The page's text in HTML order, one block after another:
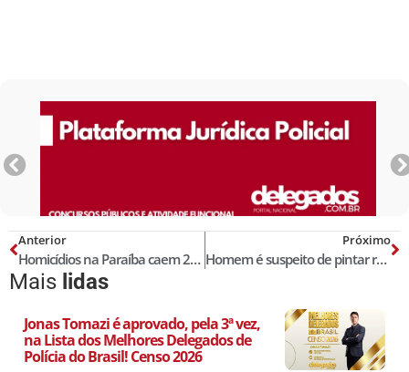
Anterior
Homicídios na Paraíba caem 20% nos 5 primeiros meses de 2019!
Próximo
Homem é suspeito de pintar rosto para fraudar cota em concurso
Mais lidas
Jonas Tomazi é aprovado, pela 3ª vez,
na Lista dos Melhores Delegados de
Polícia do Brasil! Censo 2026